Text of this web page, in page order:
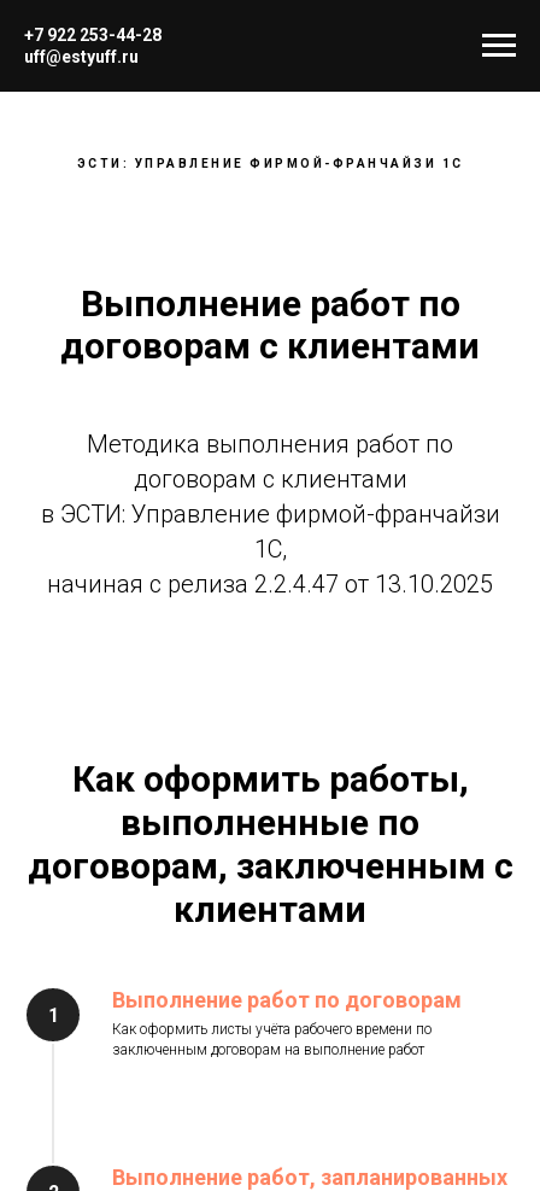
+7 922 253-44-28
uff@estyuff.ru
ЭСТИ: УПРАВЛЕНИЕ ФИРМОЙ-ФРАНЧАЙЗИ 1С
Выполнение работ по
договорам с клиентами
Методика выполнения работ по
договорам с клиентами
в ЭСТИ: Управление фирмой-франчайзи
1С,
начиная с релиза 2.2.4.47 от 13.10.2025
Как оформить работы,
выполненные по
договорам, заключенным с
клиентами
Выполнение работ по договорам
Как оформить листы учёта рабочего времени по
заключенным договорам на выполнение работ
Выполнение работ, запланированных